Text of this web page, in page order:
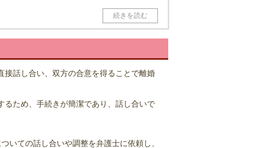
接話し合い、双方の合意を得ることで離婚
るため、手続きが簡潔であり、話し合いで
いての話し合いや調整を弁護士に依頼し、